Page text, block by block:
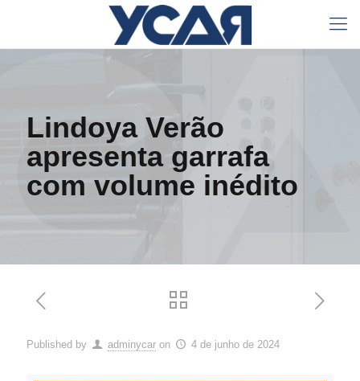
Lindoya Verão
apresenta garrafa
com volume inédito
Published by adminycar on 4 de junho de 2024